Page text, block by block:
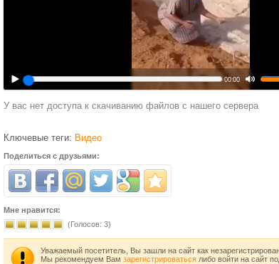
00:00
У вас нет доступа к скачиванию файлов с нашего сервера
Ключевые теги: Видео
Поделиться с друзьями:
Мне нравится:
(Голосов: 3)
Уважаемый посетитель, Вы зашли на сайт как
Мы рекомендуем Вам зарегистрироваться либо войти на сайт